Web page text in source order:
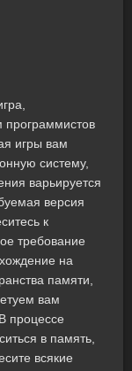
программистов
игры вам
систему,
варьируется
версия
к
требование
на
памяти,
вам
процессе
в память,
всякие